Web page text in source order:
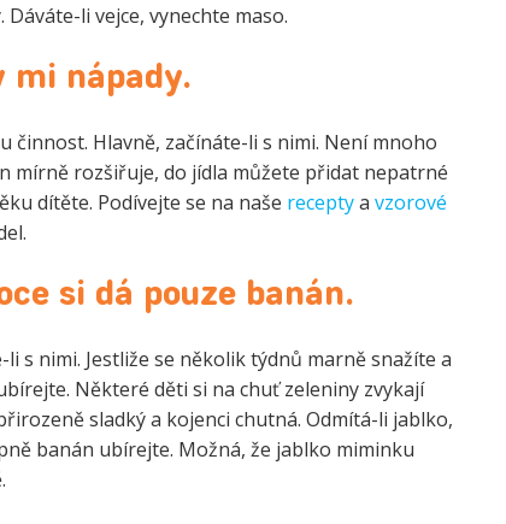
li vejce, vynechte maso.
mi nápady.
Hlavně, začínáte-li s nimi. Není mnoho
mírně rozšiřuje, do jídla můžete přidat nepatrné
dítěte. Podívejte se na naše receptya vzorové
si dá pouze banán.
s nimi. Jestliže se několik týdnů marně snažíte a
Některé děti si na chuť zeleniny zvykají
sladký a kojenci chutná. Odmítá-li jablko,
banán ubírejte. Možná, že jablko miminku